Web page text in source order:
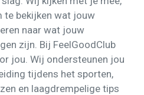
te bekijken wat jouw
naar wat jouw
zijn. Bij FeelGoodClub
jou. Wij ondersteunen jou
tijdens het sporten,
en laagdrempelige tips